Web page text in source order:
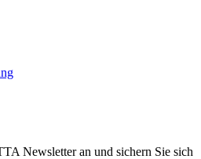
Newsletter an und sichern Sie sich